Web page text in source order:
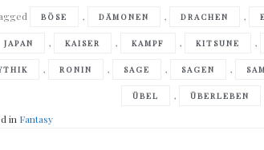
BÖSE , DÄMONEN , DRACHEN ,
JAPAN , KAISER , KAMPF , KITSUNE ,
, RONIN , SAGE , SAGEN ,
ÜBEL , ÜBERLEBEN
in Fantasy